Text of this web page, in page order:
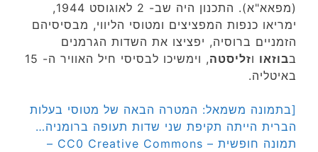
(מפאא"א). התכנון היה שב- 2 לאוגוסט 1944,
ימריאו כנפות המפציצים ומטוסי הליווי, מבסיסיהם
הזמניים ברוסיה, יפציצו את השדות הגרמנים
בבוזאו וזליסטה
, וימשיכו לבסיסי חיל האוויר ה- 15
באיטליה.
[בתמונה משמאל: המטרה הבאה של מטוסי בעלות
הברית הייתה תקיפת שני שדות תעופה ברומניה…
תמונה חופשית – CC0 Creative Commons –